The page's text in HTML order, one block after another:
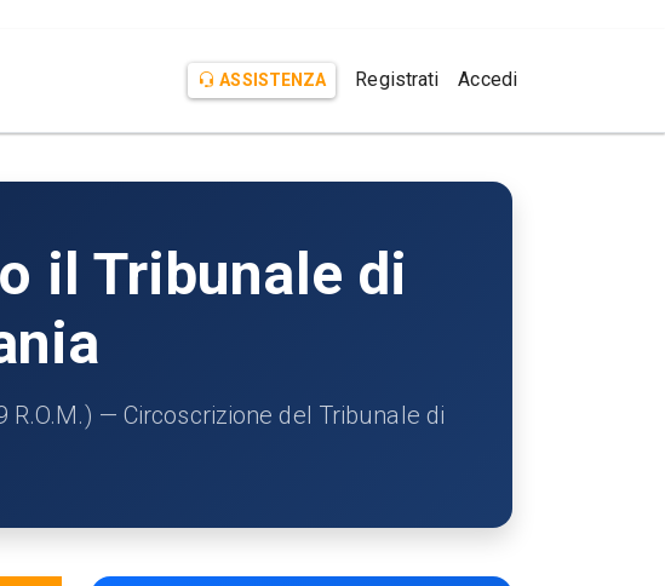
ASSISTENZA Registrati Accedi
il Tribunale di
R.O.M.) — Circoscrizione del Tribunale di